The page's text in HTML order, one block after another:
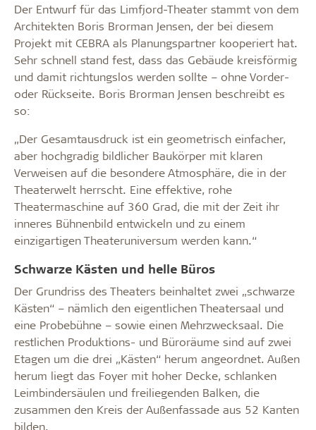
Der Entwurf für das Limfjord-Theater stammt von dem
Architekten Boris Brorman Jensen, der bei diesem
Projekt mit CEBRA als Planungspartner kooperiert hat.
Sehr schnell stand fest, dass das Gebäude kreisförmig
und damit richtungslos werden sollte – ohne Vorder-
oder Rückseite. Boris Brorman Jensen beschreibt es
so:
„Der Gesamtausdruck ist ein geometrisch einfacher,
aber hochgradig bildlicher Baukörper mit klaren
Verweisen auf die besondere Atmosphäre, die in der
Theaterwelt herrscht. Eine effektive, rohe
Theatermaschine auf 360 Grad, die mit der Zeit ihr
inneres Bühnenbild entwickeln und zu einem
einzigartigen Theateruniversum werden kann.“
Schwarze Kästen und helle Büros
Der Grundriss des Theaters beinhaltet zwei „schwarze
Kästen“ – nämlich den eigentlichen Theatersaal und
eine Probebühne – sowie einen Mehrzwecksaal. Die
restlichen Produktions- und Büroräume sind auf zwei
Etagen um die drei „Kästen“ herum angeordnet. Außen
herum liegt das Foyer mit hoher Decke, schlanken
Leimbindersäulen und freiliegenden Balken, die
zusammen den Kreis der Außenfassade aus 52 Kanten
bilden.